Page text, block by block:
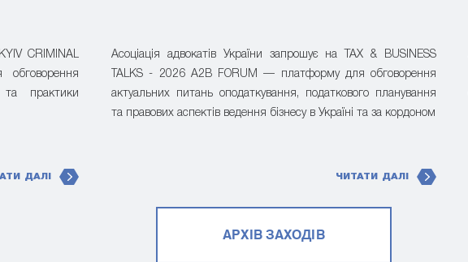
CRIMINAL
та практики
ДАЛІ
Асоціація адвокатів України запрошує на TAX & BUSINESS
TALKS - 2026 A2B FORUM — платформу для обговорення
актуальних питань оподаткування, податкового планування
та правових аспектів ведення бізнесу в Україні та за кордоном
ЧИТАТИ ДАЛІ
АРХІВ ЗАХОДІВ